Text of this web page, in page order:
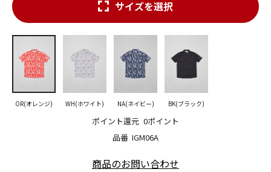
品番 IGM06A
ポイント還元 0ポイント
サイズを選択
OR(オレンジ) WH(ホワイト) NA(ネイビー) BK(ブラック)
商品のお問い合わせ